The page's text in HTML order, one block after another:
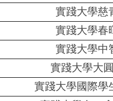
實踐大學慈
實踐大學春
實踐大學中
實踐大學大
實踐大學國際學